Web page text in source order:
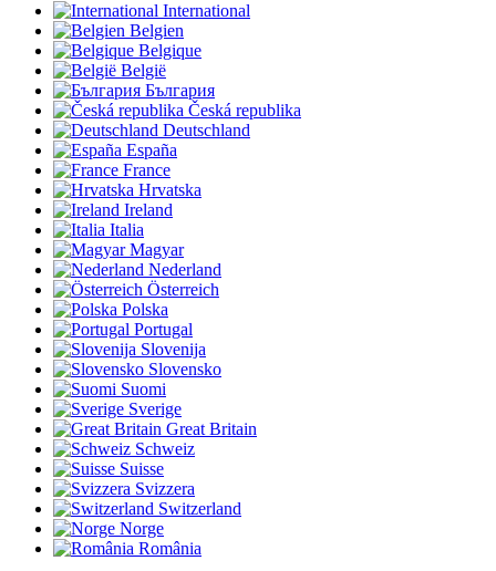
International
Belgien
Belgique
België
България
Česká republika
Deutschland
España
France
Hrvatska
Ireland
Italia
Magyar
Nederland
Österreich
Polska
Portugal
Slovenija
Slovensko
Suomi
Sverige
Great Britain
Schweiz
Suisse
Svizzera
Switzerland
Norge
România